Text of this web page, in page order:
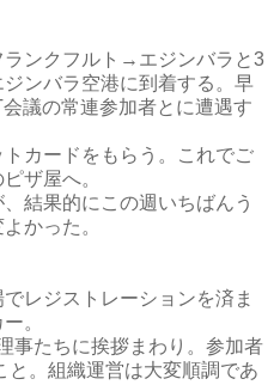
ンクフルト→エジンバラと3
ンバラ空港に到着する。早
議の常連参加者とに遭遇す
カードをもらう。これでご
ザ屋へ。
結果的にこの週いちばんう
かった。
レジストレーションを済ま
。
事たちに挨拶まわり。参加者
と。組織運営は大変順調であ